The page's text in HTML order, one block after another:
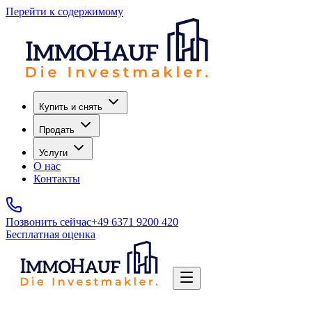
Перейти к содержимому
Купить и снять
Продать
Услуги
О нас
Контакты
Позвонить сейчас+49 6371 9200 420
Бесплатная оценка